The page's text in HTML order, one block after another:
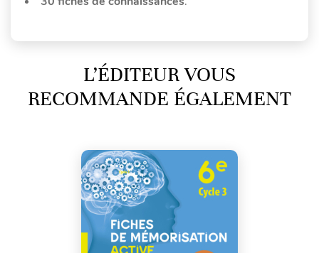
L’ÉDITEUR VOUS
RECOMMANDE ÉGALEMENT